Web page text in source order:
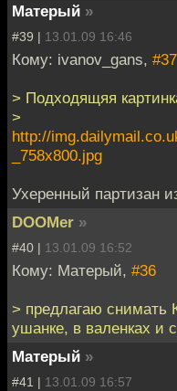
Матерый »
#39 | 13.01.09 16:46
Кому: ivanov_gans, #37
> Подходящяя
>
http://
_758x800.jpg
Ухеренный партизан
DOOMer »
#40 | 13.01.09 16:52
Кому: Матерый, #36
> предлагаю снимать
ушанке, в валенках и
Матерый »
#41 | 13.01.09 16:57